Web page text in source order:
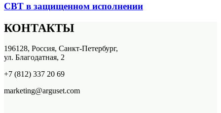
СВТ в защищенном исполнении
КОНТАКТЫ
196128, Россия, Санкт-Петербург,
ул. Благодатная, 2
+7 (812) 337 20 69
marketing@arguset.com